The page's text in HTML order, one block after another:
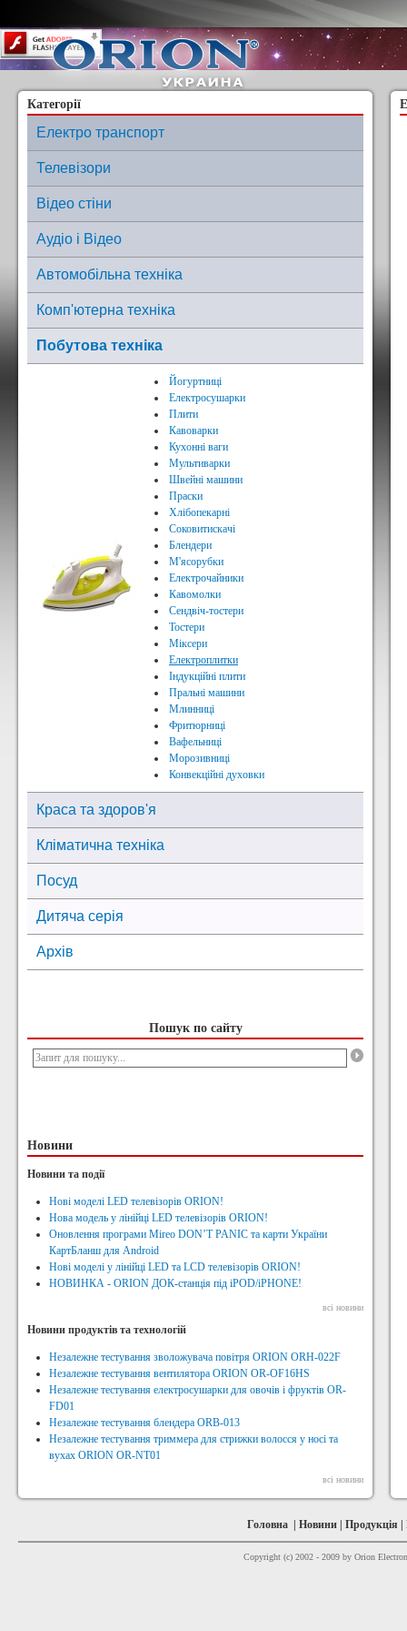
Content on this page requires a newer version of Adobe Flash Player.
Категорії
Електро транспорт
Телевізори
Відео стіни
Аудіо і Відео
Автомобільна техніка
Комп'ютерна техніка
Побутова техніка
Йогуртниці
Електросушарки
Плити
Кавоварки
Кухонні ваги
Мультиварки
Швейні машини
Праски
Хлібопекарні
Соковитискачі
Блендери
М'ясорубки
Електрочайники
Кавомолки
Сендвіч-тостери
Тостери
Міксери
Електроплитки
Індукційні плити
Пральні машини
Млинниці
Фритюрниці
Вафельниці
Морозивниці
Конвекційні духовки
Краса та здоров'я
Кліматична техніка
Посуд
Дитяча серія
Архів
Пошук по сайту
Новини
Новини та події
Нові моделі LED телевізорів ORION!
Нова модель у лінійці LED телевізорів ORION!
Оновлення програми Mireo DON’T PANIC та карти України
КартБланш для Android
Нові моделі у лінійці LED та LCD телевізорів ORION!
НОВИНКА - ORION ДОК-станція під iPOD/iPHONE!
всі новини
Новини продуктів та технологій
Незалежне тестування зволожувача повітря ORION ORH-022F
Незалежне тестування вентилятора ORION OR-OF16HS
Незалежне тестування електросушарки для овочів і фруктів OR-
FD01
Незалежне тестування блендера ORB-013
Незалежне тестування триммера для стрижки волосся у носі та
вухах ORION OR-NT01
всі новини
Головна Новини Продукція
Copyright (c) 2002 - 2009 by Orion